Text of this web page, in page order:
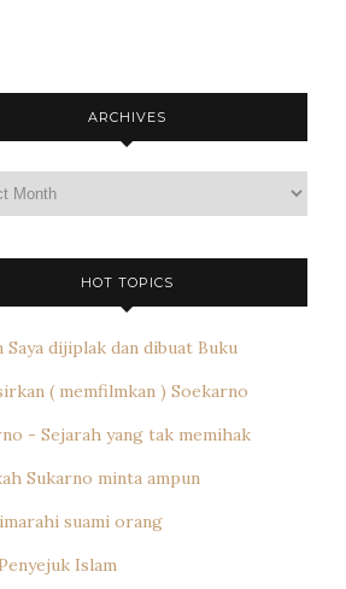
ARCHIVES
HOT TOPICS
Saya dijiplak dan dibuat Buku
( memfilmkan ) Soekarno
- Sejarah yang tak memihak
Sukarno minta ampun
suami orang
Islam